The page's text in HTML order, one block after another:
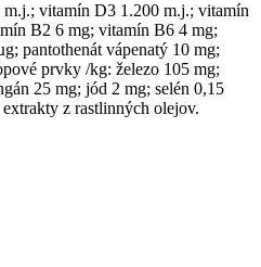
vitamín D3 1.200 m.j.; vitamín
B2 6 mg; vitamín B6 4 mg;
pantothenát vápenatý 10 mg;
prvky /kg: železo 105 mg;
25 mg; jód 2 mg; selén 0,15
z rastlinných olejov.